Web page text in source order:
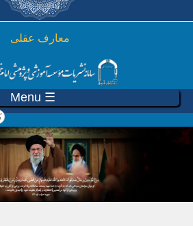
رفتن به محتوای اصلی
معارف عقلی
☰ Menu